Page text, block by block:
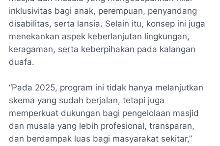
inklusivitas bagi anak, perempuan, penyandang
disabilitas, serta lansia. Selain itu, konsep ini juga
menekankan aspek keberlanjutan lingkungan,
keragaman, serta keberpihakan pada kalangan
duafa.
“Pada 2025, program ini tidak hanya melanjutkan
skema yang sudah berjalan, tetapi juga
memperkuat dukungan bagi pengelolaan masjid
dan musala yang lebih profesional, transparan,
dan berdampak luas bagi masyarakat sekitar,”